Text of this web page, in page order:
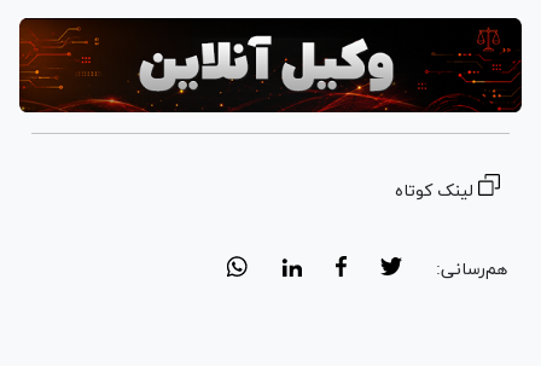
لینک کوتاه
هم‌رسانی: